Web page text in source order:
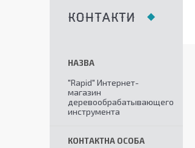
КОНТАКТИ
"Rapid" Интернет-
магазин
деревообрабатывающего
инструмента